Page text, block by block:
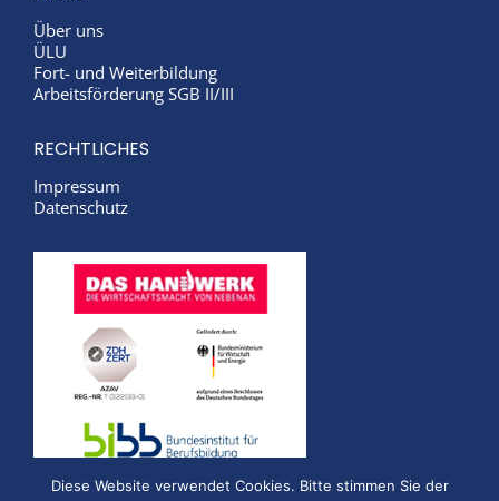
Über uns
ÜLU
Fort- und Weiterbildung
Arbeitsförderung SGB II/III
RECHTLICHES
Impressum
Datenschutz
Diese Website verwendet Cookies. Bitte stimmen Sie der